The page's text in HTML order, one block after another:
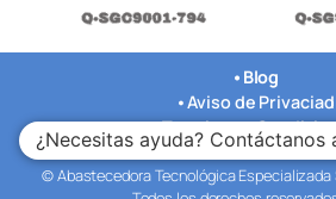
• Blog
•Aviso de Privaciad
•Terminos y
•Nuestras Oficinas
© Abastecedora Tecnológica Especializada
¿Necesitas ayuda? Contáctanos